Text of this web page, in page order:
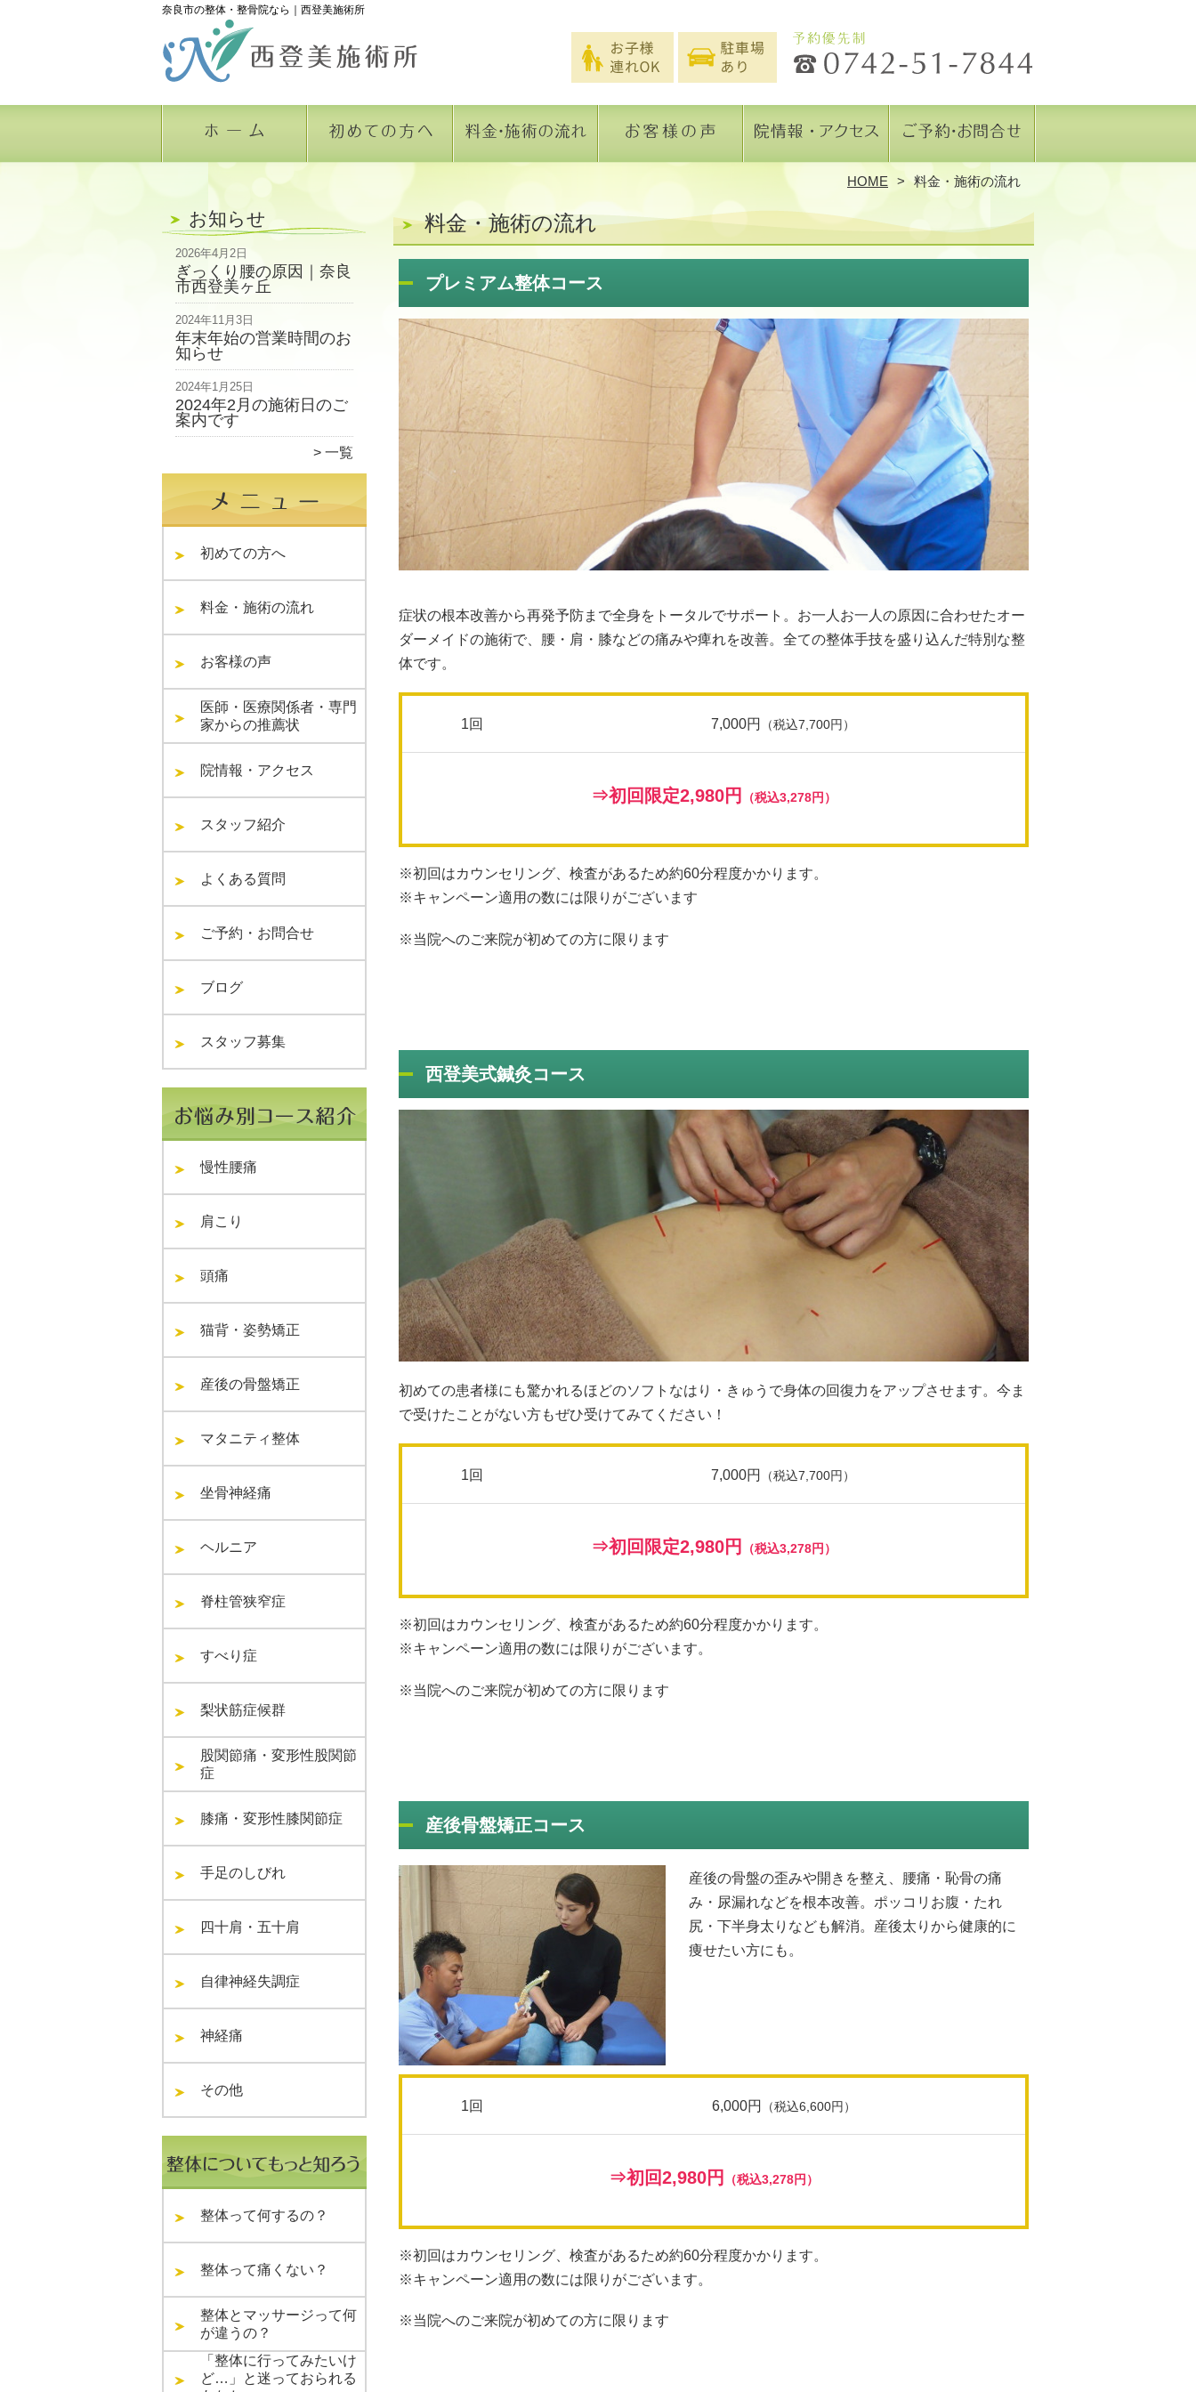
奈良市の整体・整骨院なら｜西登美施術所
HOME 料金・施術の流れ
お知らせ
2026年4月2日
ぎっくり腰の原因｜奈良
市西登美ヶ丘
2024年11月3日
年末年始の営業時間のお
知らせ
2024年1月25日
2024年2月の施術日のご
案内です
一覧
初めての方へ
料金・施術の流れ
お客様の声
医師・医療関係者・専門
家からの推薦状
院情報・アクセス
スタッフ紹介
よくある質問
ご予約・お問合せ
ブログ
スタッフ募集
慢性腰痛
肩こり
頭痛
猫背・姿勢矯正
産後の骨盤矯正
マタニティ整体
坐骨神経痛
ヘルニア
脊柱管狭窄症
すべり症
梨状筋症候群
股関節痛・変形性股関節
症
膝痛・変形性膝関節症
手足のしびれ
四十肩・五十肩
自律神経失調症
神経痛
その他
整体って何するの？
整体って痛くない？
整体とマッサージって何
が違うの？
「整体に行ってみたいけ
ど…」と迷っておられる
料金・施術の流れ
プレミアム整体コース
症状の根本改善から再発予防まで全身をトータルでサポート。お一人お一人の原因に合わせたオー
ダーメイドの施術で、腰・肩・膝などの痛みや痺れを改善。全ての整体手技を盛り込んだ特別な整
体です。
1回 7,000円 （税込7,700円）
⇒初回限定2,980円 （税込3,278円）
※初回はカウンセリング、検査があるため約60分程度かかります。
※キャンペーン適用の数には限りがございます
※当院へのご来院が初めての方に限ります
西登美式鍼灸コース
初めての患者様にも驚かれるほどのソフトなはり・きゅうで身体の回復力をアップさせます。今ま
で受けたことがない方もぜひ受けてみてください！
1回 7,000円 （税込7,700円）
⇒初回限定2,980円 （税込3,278円）
※初回はカウンセリング、検査があるため約60分程度かかります。
※キャンペーン適用の数には限りがございます。
※当院へのご来院が初めての方に限ります
産後骨盤矯正コース
産後の骨盤の歪みや開きを整え、腰痛・恥骨の痛
み・尿漏れなどを根本改善。ポッコリお腹・たれ
尻・下半身太りなども解消。産後太りから健康的に
痩せたい方にも。
1回 6,000円 （税込6,600円）
⇒初回2,980円 （税込3,278円）
※初回はカウンセリング、検査があるため約60分程度かかります。
※キャンペーン適用の数には限りがございます。
※当院へのご来院が初めての方に限ります